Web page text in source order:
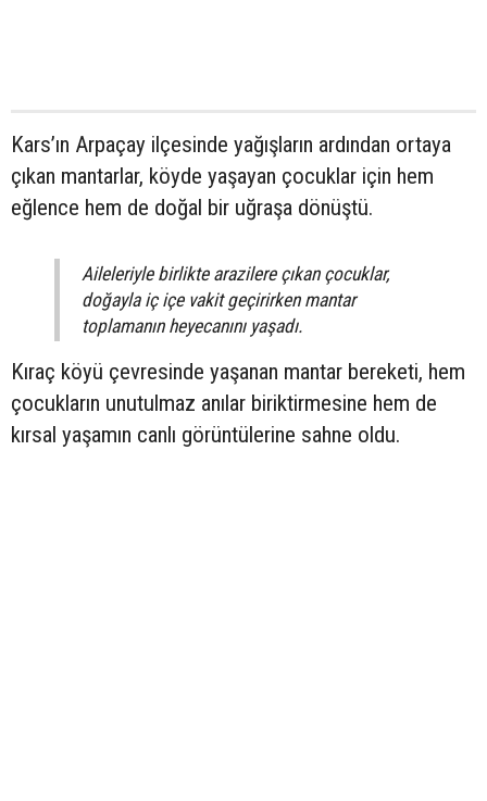
Kars’ın Arpaçay ilçesinde yağışların ardından ortaya
çıkan mantarlar, köyde yaşayan çocuklar için hem
eğlence hem de doğal bir uğraşa dönüştü.
Aileleriyle birlikte arazilere çıkan çocuklar,
doğayla iç içe vakit geçirirken mantar
toplamanın heyecanını yaşadı.
Kıraç köyü çevresinde yaşanan mantar bereketi, hem
çocukların unutulmaz anılar biriktirmesine hem de
kırsal yaşamın canlı görüntülerine sahne oldu.